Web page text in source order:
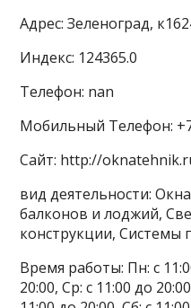
Адрес: Зеленоград,
Индекс: 124365.0
Телефон: nan
Мобильный Телефон:
Сайт: http://
вид деятельности:
балконов и лоджий,
конструкции, Системы
Время работы: Пн: с
20:00, Ср: с 11:00 до